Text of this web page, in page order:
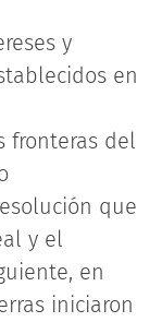
y
en
fronteras del
que
y el
en
iniciaron